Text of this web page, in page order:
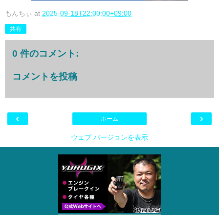
もんちぃ at 2025-09-18T22:00:00+09:00
共有
0 件のコメント:
コメントを投稿
‹ ›
ホーム
ウェブ バージョンを表示